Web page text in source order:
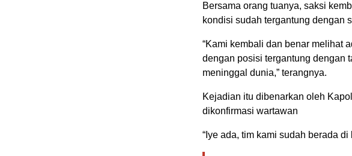
Bersama orang tuanya, saksi
kondisi sudah tergantung dengan
“Kami kembali dan benar melihat
dengan posisi tergantung dengan
meninggal dunia,” terangnya.
Kejadian itu dibenarkan oleh
dikonfirmasi wartawan
“Iye ada, tim kami sudah berada